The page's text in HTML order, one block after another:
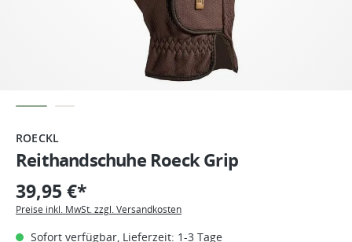
ROECKL
Reithandschuhe Roeck Grip
39,95 €*
Preise inkl. MwSt. zzgl. Versandkosten
Sofort verfügbar, Lieferzeit: 1-3 Tage